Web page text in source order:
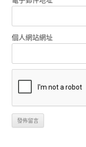
個人網站網址